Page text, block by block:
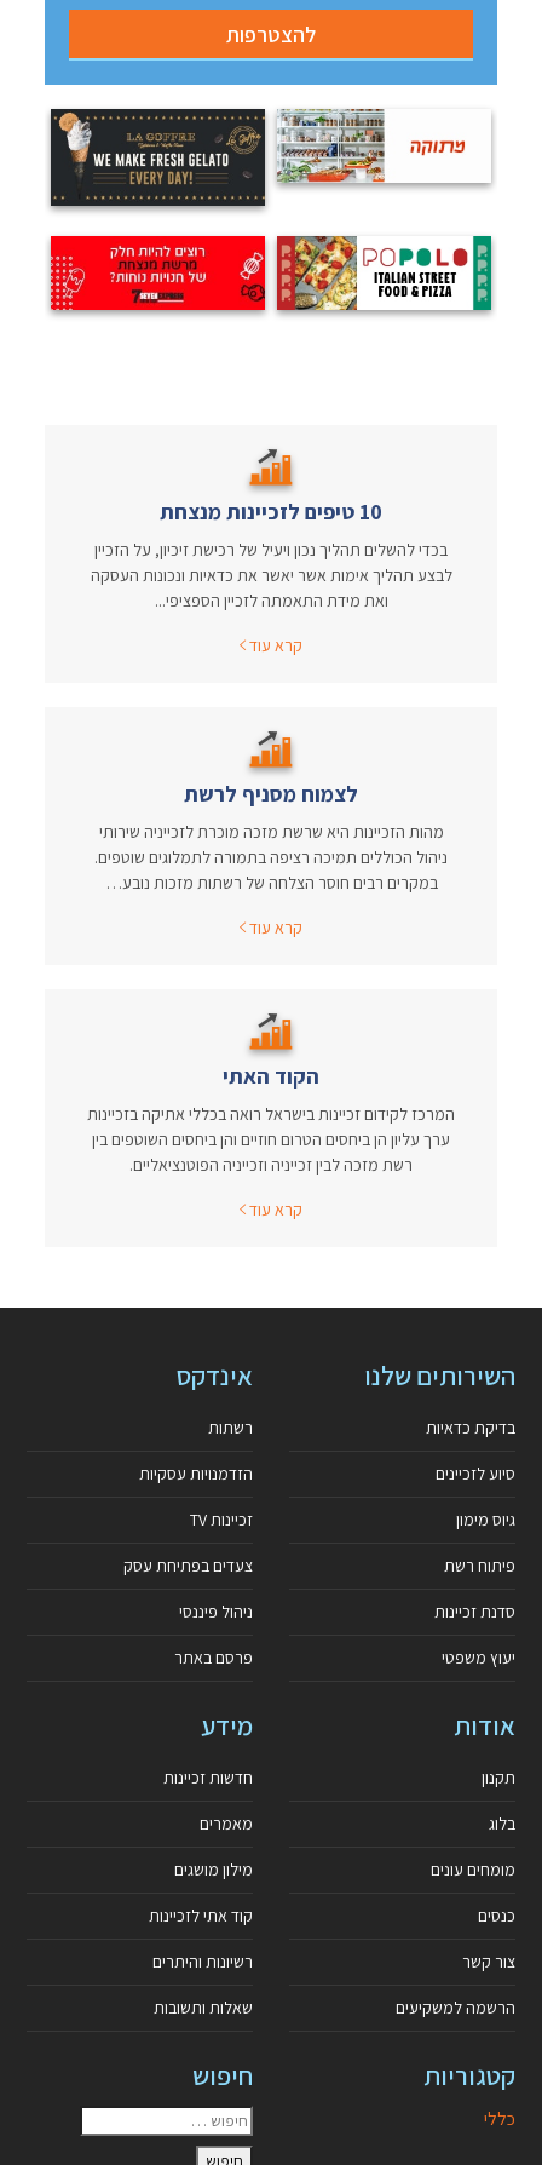
10 טיפים לזכיינות מנצחת
בכדי להשלים תהליך נכון ויעיל של רכישת זיכיון, על הזכיין
לבצע תהליך אימות אשר יאשר את כדאיות ונכונות העסקה
ואת מידת התאמתה לזכיין הספציפי...
קרא עוד
לצמוח מסניף לרשת
מהות הזכיינות היא שרשת מזכה מוכרת לזכייניה שירותי
ניהול הכוללים תמיכה רציפה בתמורה לתמלוגים שוטפים.
במקרים רבים חוסר הצלחה של רשתות מזכות נובע…
קרא עוד
הקוד האתי
המרכז לקידום זכיינות בישראל רואה בכללי אתיקה בזכיינות
ערך עליון הן ביחסים הטרום חוזיים והן ביחסים השוטפים בין
רשת מזכה לבין זכייניה וזכייניה הפוטנציאליים.
קרא עוד
השירותים שלנו
בדיקת כדאיות
סיוע לזכיינים
גיוס מימון
פיתוח רשת
סדנת זכיינות
יעוץ משפטי
אינדקס
רשתות
הזדמנויות עסקיות
זכיינות TV
צעדים בפתיחת עסק
ניהול פיננסי
פרסם באתר
אודות
תקנון
בלוג
מומחים עונים
כנסים
צור קשר
הרשמה למשקיעים
מידע
חדשות זכיינות
מאמרים
מילון מושגים
קוד אתי לזכיינות
רשיונות והיתרים
שאלות ותשובות
קטגוריות
כללי
חיפוש